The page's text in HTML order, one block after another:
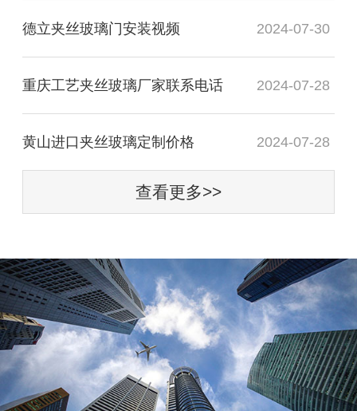
德立夹丝玻璃门安装视频 2024-07-30
重庆工艺夹丝玻璃厂家联系电话 2024-07-28
黄山进口夹丝玻璃定制价格 2024-07-28
查看更多>>